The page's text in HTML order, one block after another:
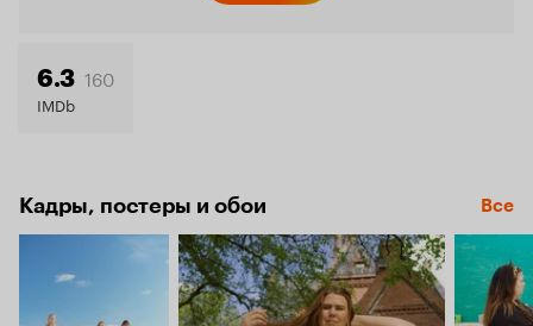
6.3 160
IMDb
Кадры, постеры и обои Все